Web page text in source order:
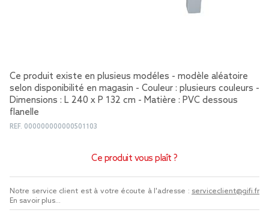
Ce produit existe en plusieus modéles - modèle aléatoire
selon disponibilité en magasin - Couleur : plusieurs couleurs -
Dimensions : L 240 x P 132 cm - Matière : PVC dessous
flanelle
REF. 000000000000501103
Ce produit vous plaît ?
Notre service client est à votre écoute à l'adresse : serviceclient@gifi.fr
En savoir plus...